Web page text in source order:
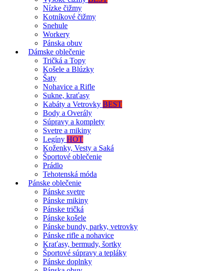
Nízke čižmy
Kotníkové čižmy
Snehule
Workery
Pánska obuv
Dámske oblečenie
Tričká a Topy
Košele a Blúzky
Šaty
Nohavice a Rifle
Sukne, kraťasy
Kabáty a Vetrovky BEST
Body a Overály
Súpravy a komplety
Svetre a mikiny
Legíny HOT
Koženky, Vesty a Saká
Športové oblečenie
Prádlo
Tehotenská móda
Pánske oblečenie
Pánske svetre
Pánske mikiny
Pánske tričká
Pánske košele
Pánske bundy, parky, vetrovky
Pánske rifle a nohavice
Kraťasy, bermudy, šortky
Športové súpravy a tepláky
Pánske doplnky